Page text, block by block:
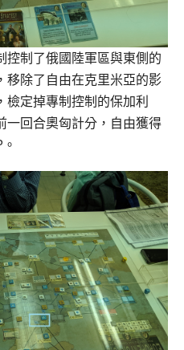
控制了俄國陸軍區與東側的
移除了自由在克里米亞的影
檢定掉專制控制的保加利
一回合奧匈計分，自由獲得